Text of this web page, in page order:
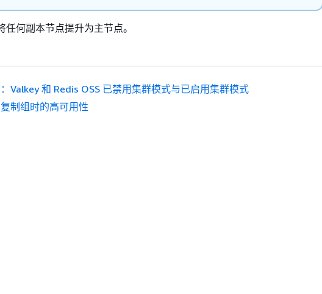
任何副本节点提升为主节点。
Valkey 和 Redis OSS 已禁用集群模式与已启用集群模式
制组时的高可用性